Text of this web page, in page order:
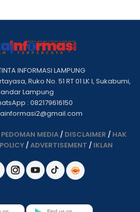
INFORMASI LAMPUNG
Ruko No. 51 RT 01 LK I, Sukabumi,
Lampung
: 082179616150
PEDOMAN MEDIA/ DISCLAIMER / HAK
/ADVERTISEMENT / IKLAN